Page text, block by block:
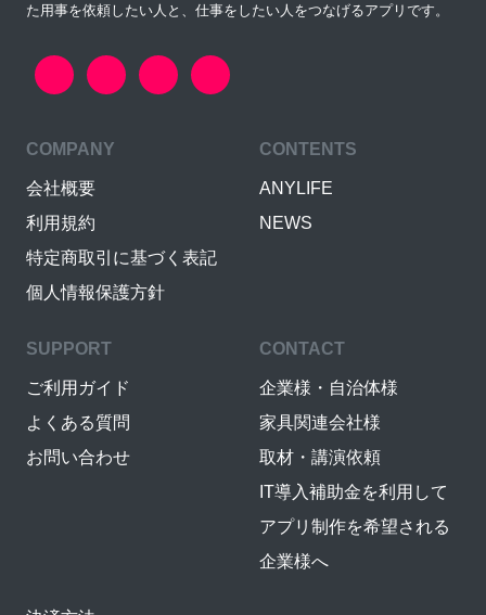
た用事を依頼したい人と、仕事をしたい人をつなげるアプリです。
COMPANY
会社概要
利用規約
特定商取引に基づく表記
個人情報保護方針
CONTENTS
ANYLIFE
NEWS
SUPPORT
ご利用ガイド
よくある質問
お問い合わせ
CONTACT
企業様・自治体様
家具関連会社様
取材・講演依頼
IT導入補助金を利用して
アプリ制作を希望される
企業様へ